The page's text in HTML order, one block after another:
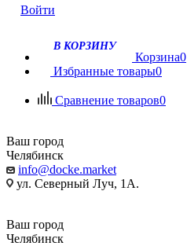
Войти
В КОРЗИНУ
Корзина0
Избранные товары0
Сравнение товаров0
Ваш город
Челябинск
info@docke.market
ул. Северный Луч, 1А.
Ваш город
Челябинск